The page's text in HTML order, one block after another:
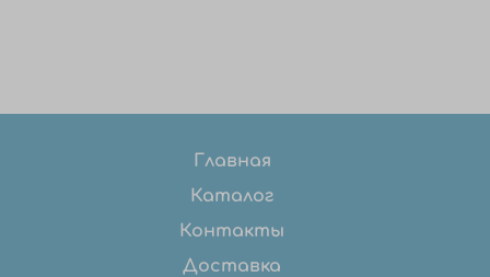
Главная
Каталог
Контакты
Доставка